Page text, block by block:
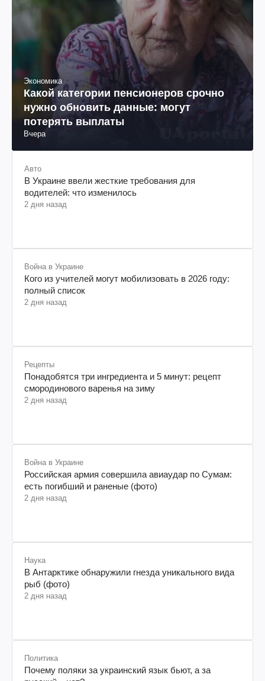
Экономика
Какой категории пенсионеров срочно
нужно обновить данные: могут
потерять выплаты
Вчера
Авто
В Украине ввели жесткие требования для
водителей: что изменилось
2 дня назад
Война в Украине
Кого из учителей могут мобилизовать в 2026 году:
полный список
2 дня назад
Рецепты
Понадобятся три ингредиента и 5 минут: рецепт
смородинового варенья на зиму
2 дня назад
Война в Украине
Российская армия совершила авиаудар по Сумам:
есть погибший и раненые (фото)
2 дня назад
Наука
В Антарктике обнаружили гнезда уникального вида
рыб (фото)
2 дня назад
Политика
Почему поляки за украинский язык бьют, а за